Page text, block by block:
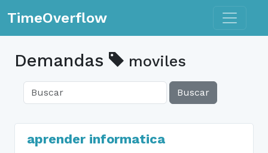
TimeOverflow Toggle
Demandas moviles
Buscar
aprender informatica